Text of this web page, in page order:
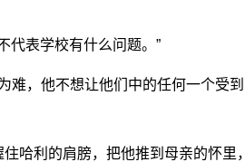
代表学校有什么问题。”
难，他不想让他们中的任何一个受到
哈利的肩膀，把他推到母亲的怀里，